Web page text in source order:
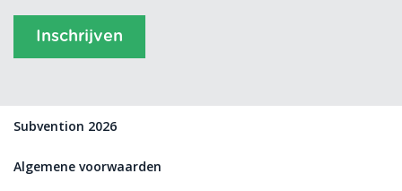
Inschrijven
Subvention 2026
Algemene voorwaarden